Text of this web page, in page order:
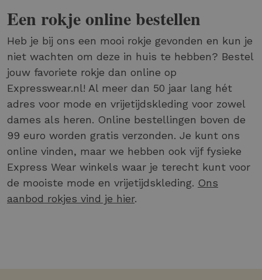
Een rokje online bestellen
Heb je bij ons een mooi rokje gevonden en kun je
niet wachten om deze in huis te hebben? Bestel
jouw favoriete rokje dan online op
Expresswear.nl! Al meer dan 50 jaar lang hét
adres voor mode en vrijetijdskleding voor zowel
dames als heren. Online bestellingen boven de
99 euro worden gratis verzonden. Je kunt ons
online vinden, maar we hebben ook vijf fysieke
Express Wear winkels waar je terecht kunt voor
de mooiste mode en vrijetijdskleding. Ons
aanbod rokjes vind je hier.